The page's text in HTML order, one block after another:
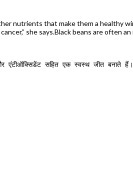
nutrients that make them a healthy
she says.Black beans are often
एंटीऑक्सिडेंट सहित एक स्वस्थ जीत